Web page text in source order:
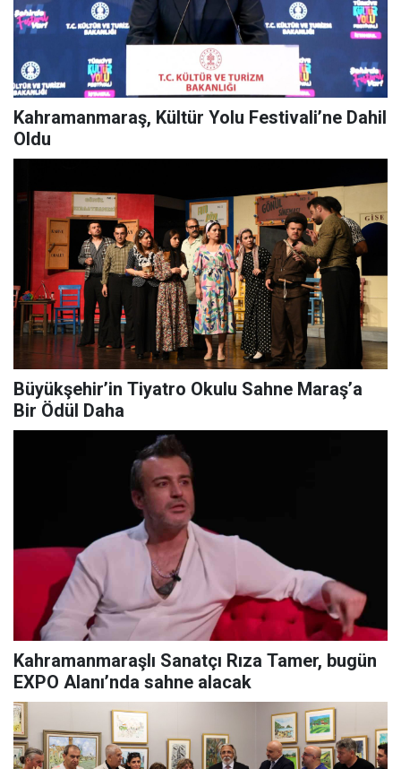
Kahramanmaraş, Kültür Yolu Festivali’ne Dahil
Oldu
Büyükşehir’in Tiyatro Okulu Sahne Maraş’a
Bir Ödül Daha
Kahramanmaraşlı Sanatçı Rıza Tamer, bugün
EXPO Alanı’nda sahne alacak